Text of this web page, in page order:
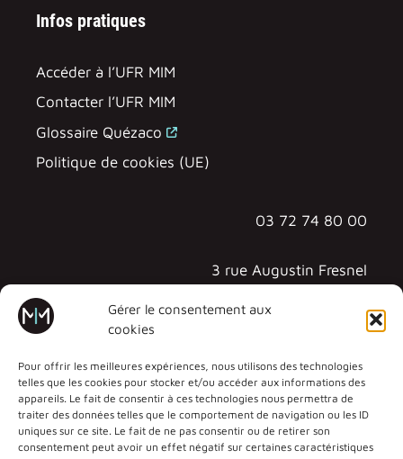
Gérer le consentement aux
cookies
Pour offrir les meilleures expériences, nous utilisons des technologies
telles que les cookies pour stocker et/ou accéder aux informations des
appareils. Le fait de consentir à ces technologies nous permettra de
traiter des données telles que le comportement de navigation ou les ID
uniques sur ce site. Le fait de ne pas consentir ou de retirer son
consentement peut avoir un effet négatif sur certaines caractéristiques
Infos pratiques
Accéder à l’UFR MIM
Contacter l’UFR MIM
Glossaire Quézaco
Politique de cookies (UE)
03 72 74 80 00
3 rue Augustin Fresnel